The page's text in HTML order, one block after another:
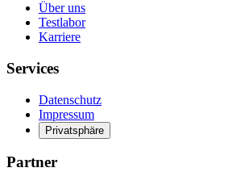
Über uns
Testlabor
Karriere
Services
Datenschutz
Impressum
Privatsphäre
Partner